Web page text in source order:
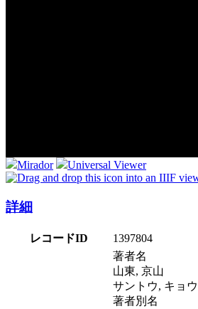
Mirador
Universal Viewer
詳細
レコードID 1397804
著者名
山東, 京山
サントウ, キョ
著者別名